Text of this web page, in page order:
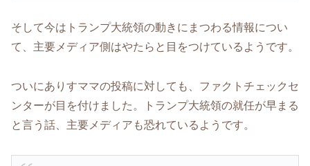
そして今はトランプ大統領の動きにまつわる情報につい
て、主要メディア側はやたらと目をつけているようです。
ついにありすママの投稿に対しても、ファクトチェックセ
ンターが目を付けました。トランプ大統領の就任が早まる
と言う話、主要メディアも恐れているようです。